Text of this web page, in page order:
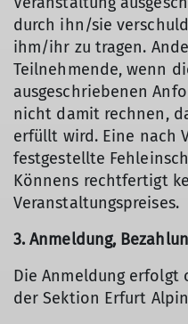
durch ihn/sie
ihm/ihr zu tragen.
Teilnehmende, wenn
ausgeschriebenen
nicht damit rechnen,
erfüllt wird. Eine nach
festgestellte
Könnens rechtfertigt
Veranstaltungspreises.
3. Anmeldung,
Die Anmeldung erfolgt
der Sektion Erfurt